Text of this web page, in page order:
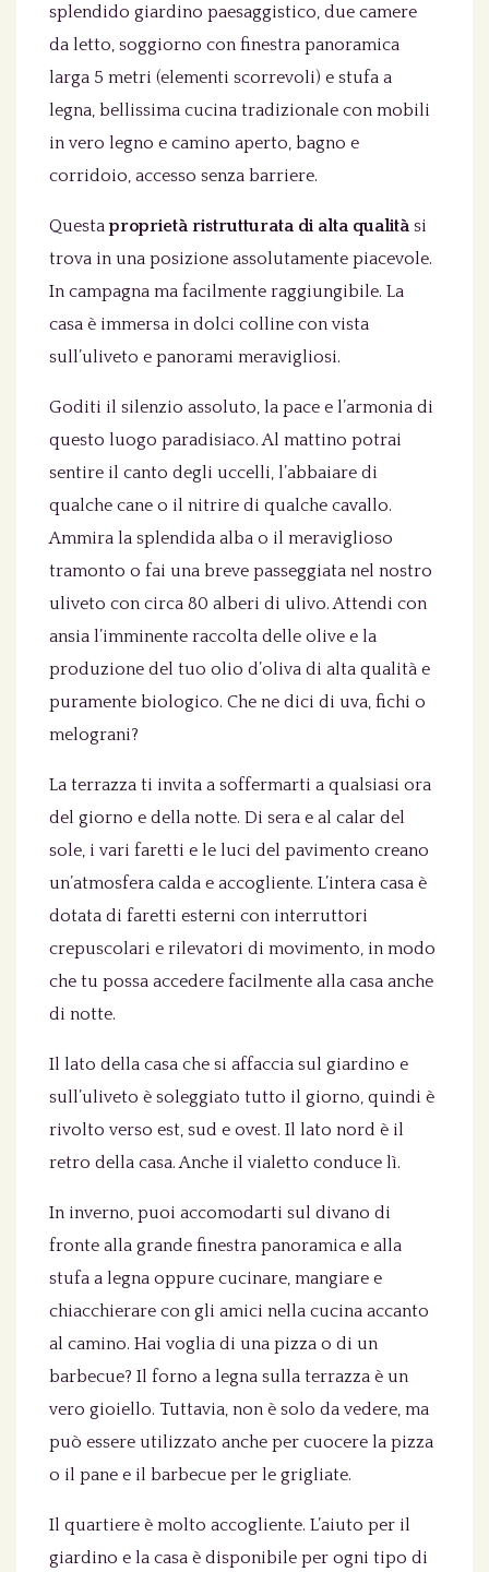
splendido giardino paesaggistico, due camere
da letto, soggiorno con finestra panoramica
larga 5 metri (elementi scorrevoli) e stufa a
legna, bellissima cucina tradizionale con mobili
in vero legno e camino aperto, bagno e
corridoio, accesso senza barriere.
Questaproprietà ristrutturata di alta qualità si
trova in una posizione assolutamente piacevole.
In campagna ma facilmente raggiungibile. La
casa è immersa in dolci colline con vista
sull’uliveto e panorami meravigliosi.
Goditi il silenzio assoluto, la pace e l’armonia di
questo luogo paradisiaco. Al mattino potrai
sentire il canto degli uccelli, l’abbaiare di
qualche cane o il nitrire di qualche cavallo.
Ammira la splendida alba o il meraviglioso
tramonto o fai una breve passeggiata nel nostro
uliveto con circa 80 alberi di ulivo. Attendi con
ansia l’imminente raccolta delle olive e la
produzione del tuo olio d’oliva di alta qualità e
puramente biologico. Che ne dici di uva, fichi o
melograni?
La terrazza ti invita a soffermarti a qualsiasi ora
del giorno e della notte. Di sera e al calar del
sole, i vari faretti e le luci del pavimento creano
un’atmosfera calda e accogliente. L’intera casa è
dotata di faretti esterni con interruttori
crepuscolari e rilevatori di movimento, in modo
che tu possa accedere facilmente alla casa anche
di notte.
Il lato della casa che si affaccia sul giardino e
sull’uliveto è soleggiato tutto il giorno, quindi è
rivolto verso est, sud e ovest. Il lato nord è il
retro della casa. Anche il vialetto conduce lì.
In inverno, puoi accomodarti sul divano di
fronte alla grande finestra panoramica e alla
stufa a legna oppure cucinare, mangiare e
chiacchierare con gli amici nella cucina accanto
al camino. Hai voglia di una pizza o di un
barbecue? Il forno a legna sulla terrazza è un
vero gioiello. Tuttavia, non è solo da vedere, ma
può essere utilizzato anche per cuocere la pizza
o il pane e il barbecue per le grigliate.
Il quartiere è molto accogliente. L’aiuto per il
giardino e la casa è disponibile per ogni tipo di